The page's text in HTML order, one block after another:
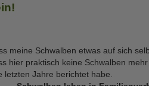
meine Schwalben etwas auf sich
hier praktisch keine Schwalben
Jahre berichtet habe.